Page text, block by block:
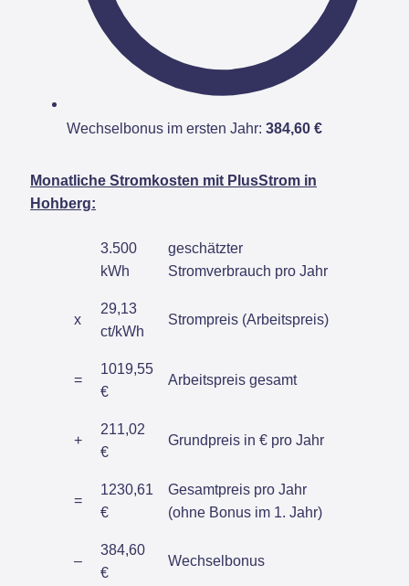
Wechselbonus im ersten Jahr: 384,60 €
Monatliche Stromkosten mit PlusStrom in
Hohberg:
3.500
kWh
geschätzter
Stromverbrauch pro Jahr
x
29,13
ct/kWh
Strompreis (Arbeitspreis)
=
1019,55
€
Arbeitspreis gesamt
+
211,02
€
Grundpreis in € pro Jahr
=
1230,61
€
Gesamtpreis pro Jahr
(ohne Bonus im 1. Jahr)
–
384,60
€
Wechselbonus